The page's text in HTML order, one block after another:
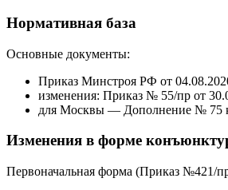
Нормативная база
Основные документы:
Приказ Минстроя РФ от
изменения: Приказ № 55/пр от
для Москвы — Дополнение № 75
Изменения в форме
Первоначальная форма (Приказ №421/